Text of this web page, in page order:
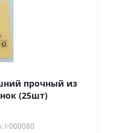
прочный из
(25шт)
I-000080